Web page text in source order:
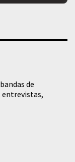
de
entrevistas,